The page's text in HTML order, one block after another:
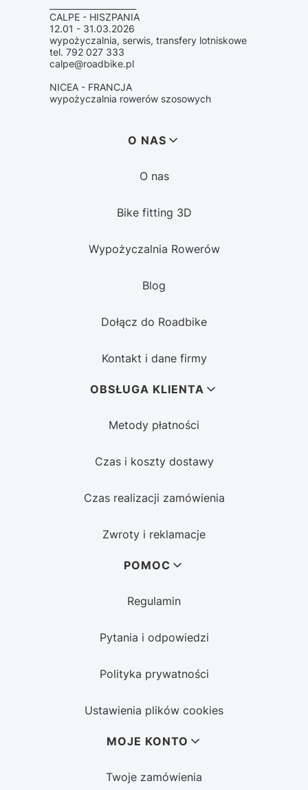
CALPE - HISZPANIA
12.01 - 31.03.2026
wypożyczalnia, serwis, transfery lotniskowe
tel. 792 027 333
calpe@roadbike.pl
NICEA - FRANCJA
wypożyczalnia rowerów szosowych
O NAS
O nas
Bike fitting 3D
Wypożyczalnia Rowerów
Blog
Dołącz do Roadbike
Kontakt i dane firmy
OBSŁUGA KLIENTA
Metody płatności
Czas i koszty dostawy
Czas realizacji zamówienia
Zwroty i reklamacje
POMOC
Regulamin
Pytania i odpowiedzi
Polityka prywatności
Ustawienia plików cookies
MOJE KONTO
Twoje zamówienia